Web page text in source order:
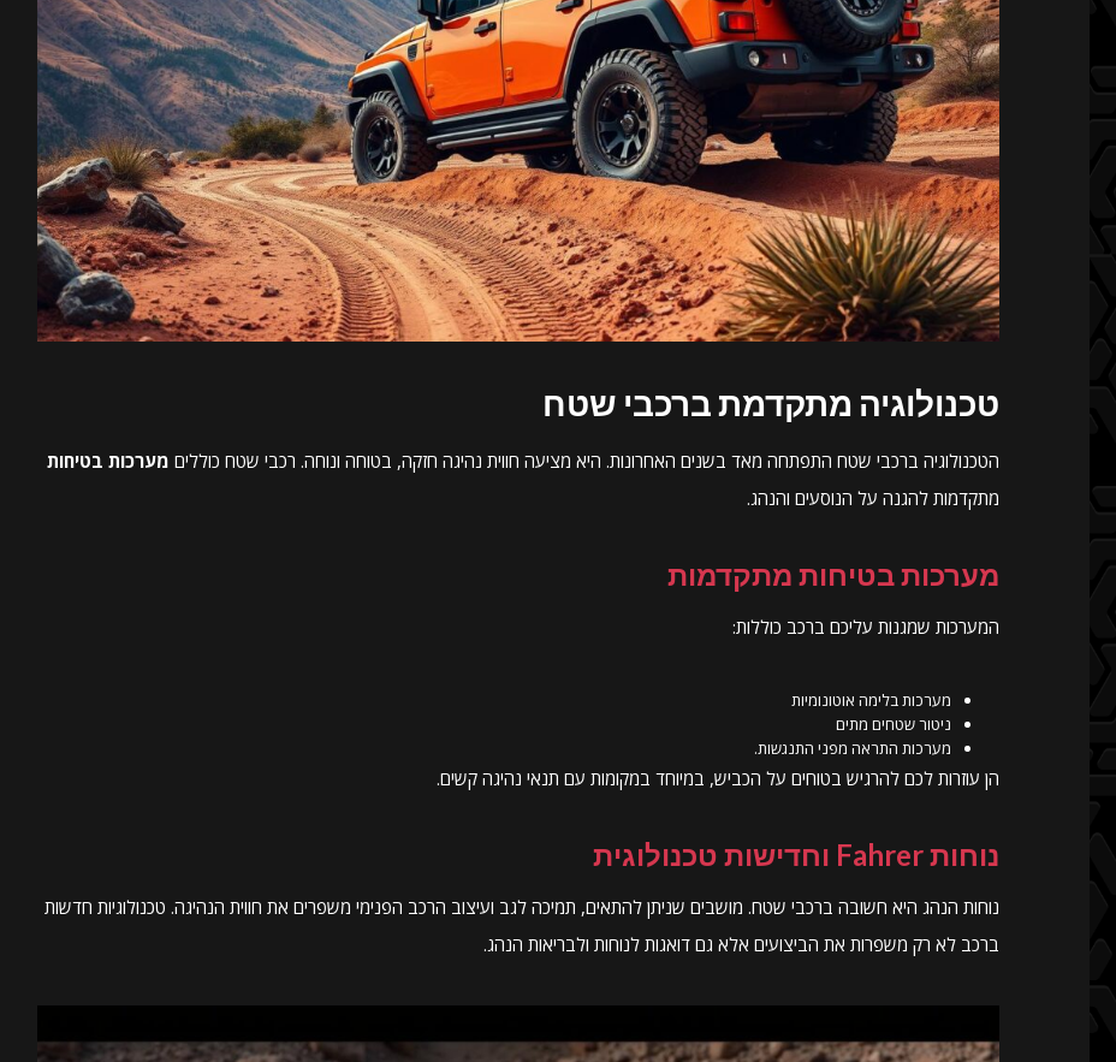
טכנולוגיה מתקדמת ברכבי שטח
הטכנולוגיה ברכבי שטח התפתחה מאד בשנים האחרונות. היא מציעה חווית נהיגה חזקה, בטוחה ונוחה. רכבי שטח כוללים מערכות בטיחות
מתקדמות להגנה על הנוסעים והנהג.
מערכות בטיחות מתקדמות
המערכות שמגנות עליכם ברכב כוללות:
מערכות בלימה אוטונומיות
ניטור שטחים מתים
מערכות התראה מפני התנגשות.
הן עוזרות לכם להרגיש בטוחים על הכביש, במיוחד במקומות עם תנאי נהיגה קשים.
נוחות Fahrer וחדישות טכנולוגית
נוחות הנהג היא חשובה ברכבי שטח. מושבים שניתן להתאים, תמיכה לגב ועיצוב הרכב הפנימי משפרים את חווית הנהיגה. טכנולוגיות חדשות
ברכב לא רק משפרות את הביצועים אלא גם דואגות לנוחות ולבריאות הנהג.